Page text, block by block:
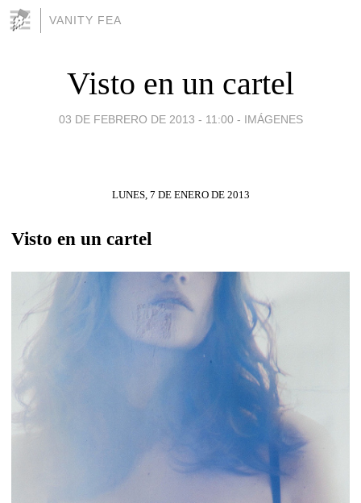
VANITY FEA
Visto en un cartel
03 DE FEBRERO DE 2013 - 11:00 - IMÁGENES
LUNES, 7 DE ENERO DE 2013
Visto en un cartel